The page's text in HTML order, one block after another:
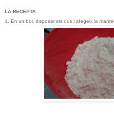
LA RECEPTA :
1. En un bol, disposar els ous i afegeix la